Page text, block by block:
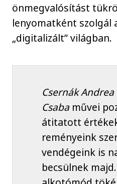
önmegvalósítást
lenyomatként szolgál
„digitalizált” világban.
Csernák Andrea
Csabaművei
átitatott
reményeink
vendégeink is
becsülnek